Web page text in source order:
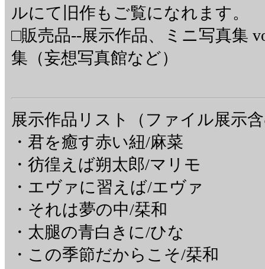
ルにて旧作もご覧になれます。
□販売品--展示作品、ミニ写真集
集（妄想写真館など）
展示作品リスト（ファイル展示
・君を癒す赤い紐/麻菜
・彷徨えば朔太郎/マリモ
・エヴァに習えば/エヴァ
・それは夢の中/栞和
・太腿の青白きに/ひな
・この季節だからこそ/栞和